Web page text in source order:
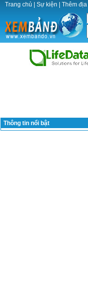
Trang chủ Sự kiện Thêm
Thông tin nổi bật